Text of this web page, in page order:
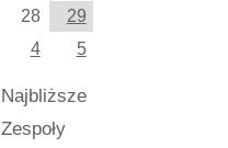
28
29
4 5
Najbliższe
Zespoły